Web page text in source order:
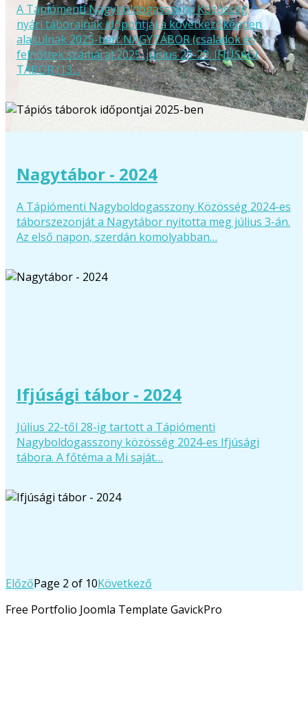
A Tápiómenti Nagyboldogasszony Közösség
nyári táborainak időpontjai a következőképpen
alakulnak 2025-ben: NAGYTÁBOR (családok és
felnőttek számára):2025. június 25-29. IFJÚSÁGI
TÁBOR (13…
Nagytábor - 2024
A Tápiómenti Nagyboldogasszony Közösség 2024-es
táborszezonját a Nagytábor nyitotta meg július 3-án.
Az első napon, szerdán komolyabban…
Ifjúsági tábor - 2024
Július 22-től 28-ig tartott a Tápiómenti
Nagyboldogasszony közösség 2024-es Ifjúsági
tábora. A főtéma a Mi saját…
ElőzőPage 2 of 10Következő
Free Portfolio Joomla Template GavickPro